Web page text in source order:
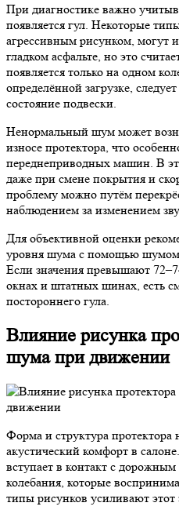
При диагностике важно
появляется гул. Некоторые
агрессивным рисунком, могут
гладком асфальте, но это
появляется только на одном
определённой загрузке,
состояние подвески.
Ненормальный шум может
износе протектора, что
переднеприводных машин. В
даже при смене покрытия и
проблему можно путём
наблюдением за изменением
Для объективной оценки
уровня шума с помощью
Если значения превышают
окнах и штатных шинах, есть
постороннего гула.
Влияние рисунка
шума при движении
Форма и структура
акустический комфорт в
вступает в контакт с
колебания, которые
типы рисунков усиливают